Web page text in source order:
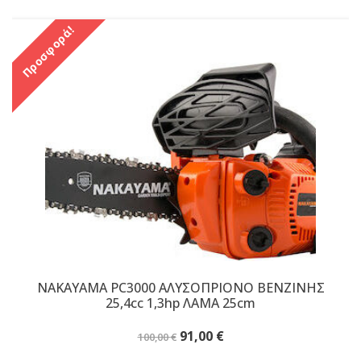
Προσφορά!
NAKAYAMA PC3000 ΑΛΥΣΟΠΡΙΟΝΟ ΒΕΝΖΙΝΗΣ
25,4cc 1,3hp ΛΑΜΑ 25cm
100,00€ Original
91,00 €Η